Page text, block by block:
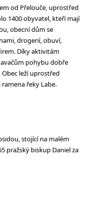
od Přelouče, uprostřed
1400 obyvatel, kteří mají
obecní dům se
drogerií, obuví,
Díky aktivitám
pohybu dobře
leží uprostřed
řeky Labe.
stojící na malém
pražský biskup Daniel za